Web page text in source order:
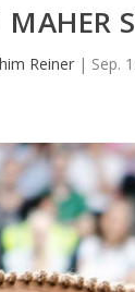
MAHER
Reiner| Sep.